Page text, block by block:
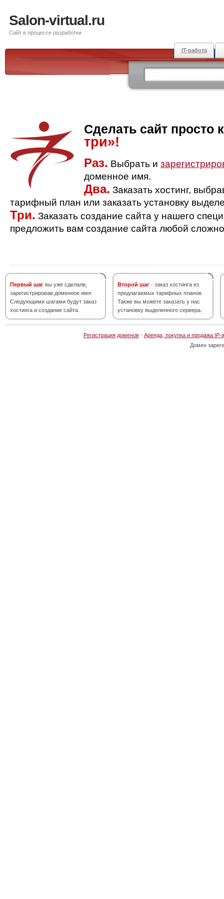
Salon-virtual.ru
Сайт в процессе разработки
IT-работа
Сделать сайт просто
три»!
Раз. Выбрать и
доменное имя.
Два. Заказать хостинг,
тарифный план или заказать установку
Три. Заказать создание сайта у нашего
предложить вам создание сайта любой
Первый шаг вы уже сделали,
зарегистрировав доменное имя.
Следующими шагами будут заказ
хостинга и создание сайта.
Второй шаг - заказ хостинга из
предлагаемых тарифных планов.
Также вы можете заказать у нас
установку выделенного сервера.
Регистрация доменов· Аренда, покупка и продажа IP-
Домен